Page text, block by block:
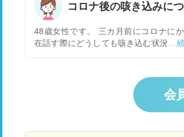
でしょうか？コロナ後の咳き込みに
48歳女性です。 三カ月前にコロナに
在話す際にどうしても咳き込む状況が
際、咳がどうしてもでてしまいます。
が多いせいか、声もかすれることもあ
カ月たった現在も完治の気配がない状
ロナ後に私のような症状が出ている方
会